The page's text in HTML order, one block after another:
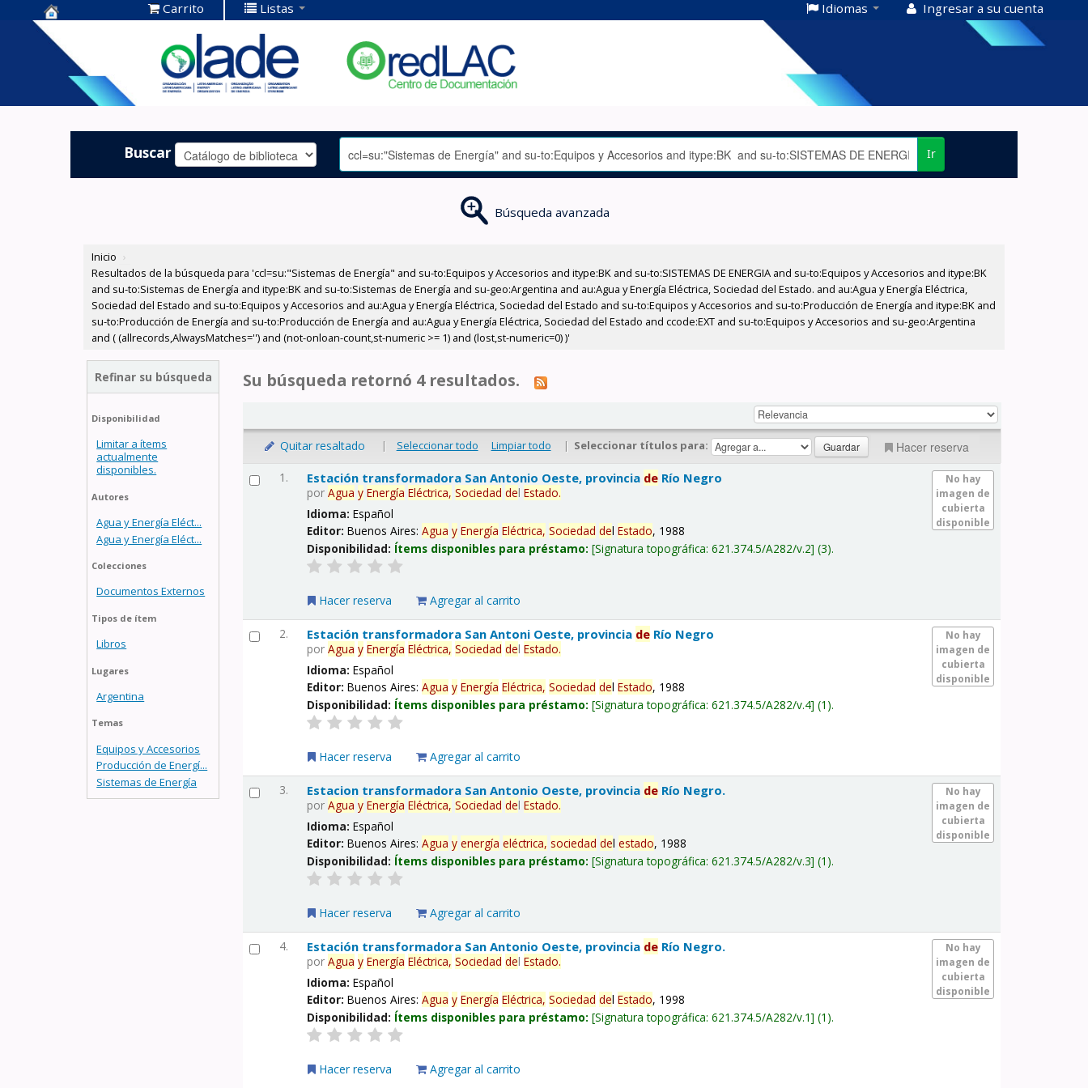
Centro de
Documentación
OLADE -
Carrito Listas Idiomas Ingresar a su cuenta
Buscar Ir
Búsqueda avanzada
Inicio ›
Resultados de la búsqueda para 'ccl=su:"Sistemas de Energía" and su-to:Equipos y Accesorios and itype:BK and su-to:SISTEMAS DE ENERGIA and su-to:Equipos y Accesorios and itype:BK
and su-to:Sistemas de Energía and itype:BK and su-to:Sistemas de Energía and su-geo:Argentina and au:Agua y Energía Eléctrica, Sociedad del Estado. and au:Agua y Energía Eléctrica,
Sociedad del Estado and su-to:Equipos y Accesorios and au:Agua y Energía Eléctrica, Sociedad del Estado and su-to:Equipos y Accesorios and su-to:Producción de Energía and itype:BK and
su-to:Producción de Energía and su-to:Producción de Energía and au:Agua y Energía Eléctrica, Sociedad del Estado and ccode:EXT and su-to:Equipos y Accesorios and su-geo:Argentina
and ( (allrecords,AlwaysMatches='') and (not-onloan-count,st-numeric >= 1) and (lost,st-numeric=0) )'
Refinar su búsqueda
Disponibilidad
Limitar a ítems
actualmente
disponibles.
Autores
Agua y Energía Eléct...
Agua y Energía Eléct...
Colecciones
Documentos Externos
Tipos de ítem
Libros
Lugares
Argentina
Temas
Equipos y Accesorios
Producción de Energí...
Sistemas de Energía
Su búsqueda retornó 4 resultados.
Quitar resaltado | Seleccionar todo Limpiar todo | Seleccionar títulos para: Hacer reserva
1.
No hay
imagen de
cubierta
disponible
Estación transformadora San Antonio Oeste, provincia de Río Negro
porAgua y Energía Eléctrica, Sociedad delEstado.
Idioma:Español
Editor:Buenos Aires:Agua y Energía Eléctrica, Sociedad delEstado, 1988
Disponibilidad: Ítems disponibles para préstamo: Signatura topográfica:621.374.5/A282/v.2 (3).
Hacer reserva Agregar al carrito
2.
No hay
imagen de
cubierta
disponible
Estación transformadora San Antoni Oeste, provincia de Río Negro
porAgua y Energía Eléctrica, Sociedad delEstado.
Idioma:Español
Editor:Buenos Aires:Agua y Energía Eléctrica, Sociedad delEstado, 1988
Disponibilidad: Ítems disponibles para préstamo: Signatura topográfica:621.374.5/A282/v.4 (1).
Hacer reserva Agregar al carrito
3.
No hay
imagen de
cubierta
disponible
Estacion transformadora San Antonio Oeste, provincia de Río Negro.
porAgua y Energía Eléctrica, Sociedad delEstado.
Idioma:Español
Editor:Buenos Aires:Agua y energía eléctrica, sociedad delestado, 1988
Disponibilidad: Ítems disponibles para préstamo: Signatura topográfica:621.374.5/A282/v.3 (1).
Hacer reserva Agregar al carrito
4.
No hay
imagen de
cubierta
disponible
Estación transformadora San Antonio Oeste, provincia de Río Negro.
porAgua y Energía Eléctrica, Sociedad delEstado.
Idioma:Español
Editor:Buenos Aires:Agua y Energía Eléctrica, Sociedad delEstado, 1998
Disponibilidad: Ítems disponibles para préstamo: Signatura topográfica:621.374.5/A282/v.1 (1).
Hacer reserva Agregar al carrito